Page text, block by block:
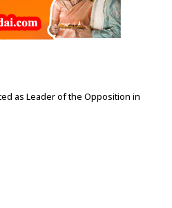
as Leader of the Opposition in